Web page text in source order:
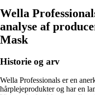
Wella
analyse af
Mask
Historie og arv
Wella Professionals er en
hårplejeprodukter og har en